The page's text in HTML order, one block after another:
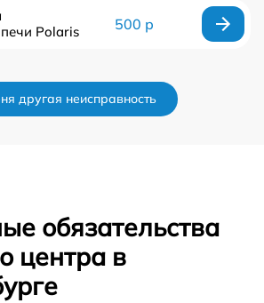
Polaris
500 р
другая неисправность
обязательства
центра в